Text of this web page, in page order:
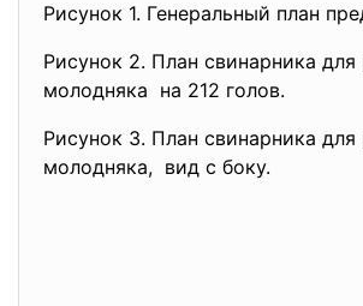
Рисунок 1. Генеральный план
Рисунок 2. План свинарника для
молодняка на 212 голов.
Рисунок 3. План свинарника для
молодняка, вид с боку.